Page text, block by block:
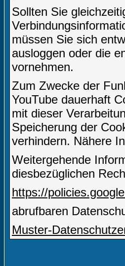
Sollten Sie
müssen Sie sich
ausloggen oder die
vornehmen.
Zum Zwecke der
YouTube dauerhaft
mit dieser
Speicherung der
verhindern. Nähere
Weitergehende
diesbezüglichen
https://
abrufbaren
Muster-